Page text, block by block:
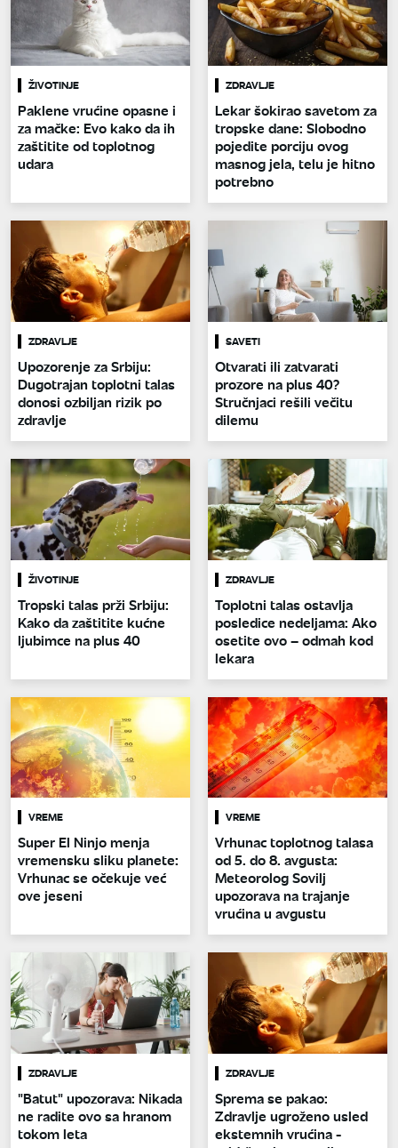
ŽIVOTINJE
Paklene vrućine opasne i
za mačke: Evo kako da ih
zaštitite od toplotnog
udara
ZDRAVLJE
Lekar šokirao savetom za
tropske dane: Slobodno
pojedite porciju ovog
masnog jela, telu je hitno
potrebno
ZDRAVLJE
Upozorenje za Srbiju:
Dugotrajan toplotni talas
donosi ozbiljan rizik po
zdravlje
SAVETI
Otvarati ili zatvarati
prozore na plus 40?
Stručnjaci rešili večitu
dilemu
ŽIVOTINJE
Tropski talas prži Srbiju:
Kako da zaštitite kućne
ljubimce na plus 40
ZDRAVLJE
Toplotni talas ostavlja
posledice nedeljama: Ako
osetite ovo – odmah kod
lekara
VREME
Super El Ninjo menja
vremensku sliku planete:
Vrhunac se očekuje već
ove jeseni
VREME
Vrhunac toplotnog talasa
od 5. do 8. avgusta:
Meteorolog Sovilj
upozorava na trajanje
vrućina u avgustu
ZDRAVLJE
"Batut" upozorava: Nikada
ne radite ovo sa hranom
tokom leta
ZDRAVLJE
Sprema se pakao:
Zdravlje ugroženo usled
ekstemnih vrućina -